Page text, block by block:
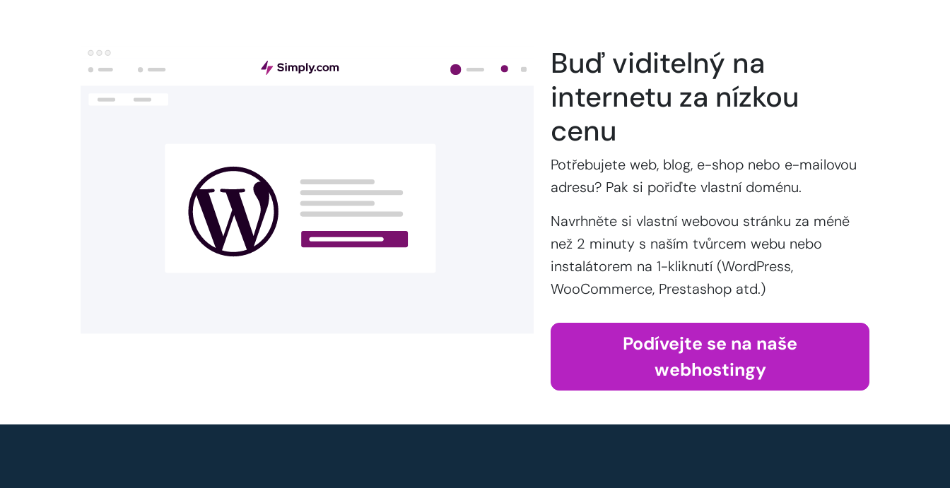
Buď viditelný na
internetu za nízkou
cenu
Potřebujete web, blog, e-shop nebo e-mailovou
adresu? Pak si pořiďte vlastní doménu.
Navrhněte si vlastní webovou stránku za méně
než 2 minuty s naším tvůrcem webu nebo
instalátorem na 1-kliknutí (WordPress,
WooCommerce, Prestashop atd.)
Podívejte se na naše
webhostingy